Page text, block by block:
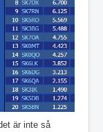
är inte så